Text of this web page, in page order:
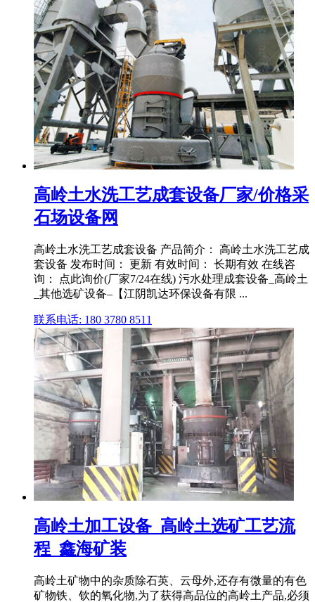
高岭土水洗工艺成套设备厂家/价格采
石场设备网
高岭土水洗工艺成套设备 产品简介： 高岭土水洗工艺成
套设备 发布时间： 更新 有效时间： 长期有效 在线咨
询： 点此询价(厂家7/24在线) 污水处理成套设备_高岭土
_其他选矿设备–【江阴凯达环保设备有限 ...
联系电话: 180 3780 8511
高岭土加工设备_高岭土选矿工艺流
程_鑫海矿装
高岭土矿物中的杂质除石英、云母外,还存有微量的有色
矿物铁、钦的氧化物,为了获得高品位的高岭土产品,必须